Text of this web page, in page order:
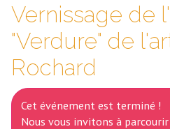
Vernissage de
"Verdure" de
Rochard
Cet événement est terminé !
Nous vous invitons à